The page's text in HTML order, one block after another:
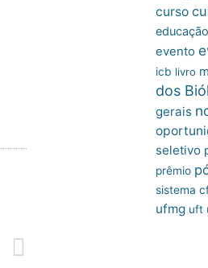
curso
evento
icb livro
dos
gerais
seletivo
prêmio
sistema
ufmg uft